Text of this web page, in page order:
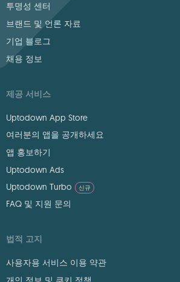
투명성 센터
브랜드 및 언론 자료
기업 블로그
채용 정보
제공 서비스
Uptodown App Store
여러분의 앱을 공개하세요
앱 홍보하기
Uptodown Ads
Uptodown Turbo
신규
FAQ 및 지원 문의
법적 고지
사용자용 서비스 이용 약관